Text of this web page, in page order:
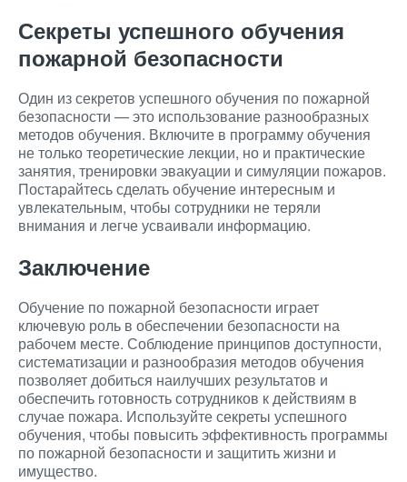
Секреты успешного обучения
пожарной безопасности
Один из секретов успешного обучения по пожарной
безопасности — это использование разнообразных
методов обучения. Включите в программу обучения
не только теоретические лекции, но и практические
занятия, тренировки эвакуации и симуляции пожаров.
Постарайтесь сделать обучение интересным и
увлекательным, чтобы сотрудники не теряли
внимания и легче усваивали информацию.
Заключение
Обучение по пожарной безопасности играет
ключевую роль в обеспечении безопасности на
рабочем месте. Соблюдение принципов доступности,
систематизации и разнообразия методов обучения
позволяет добиться наилучших результатов и
обеспечить готовность сотрудников к действиям в
случае пожара. Используйте секреты успешного
обучения, чтобы повысить эффективность программы
по пожарной безопасности и защитить жизни и
имущество.